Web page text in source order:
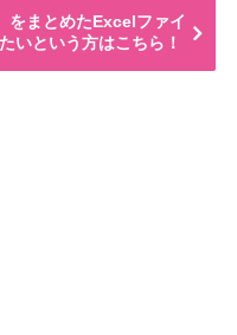
をまとめたExcelファイ
いという方はこちら！